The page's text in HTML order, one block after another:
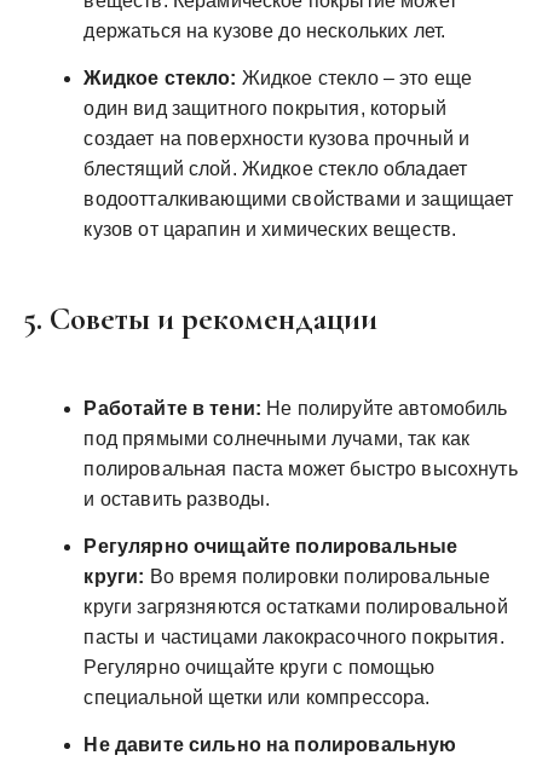
держаться на кузове до нескольких лет.
Жидкое стекло: Жидкое стекло – это еще
один вид защитного покрытия, который
создает на поверхности кузова прочный и
блестящий слой. Жидкое стекло обладает
водоотталкивающими свойствами и защищает
кузов от царапин и химических веществ.
5. Советы и рекомендации
Работайте в тени: Не полируйте автомобиль
под прямыми солнечными лучами, так как
полировальная паста может быстро высохнуть
и оставить разводы.
Регулярно очищайте полировальные
круги: Во время полировки полировальные
круги загрязняются остатками полировальной
пасты и частицами лакокрасочного покрытия.
Регулярно очищайте круги с помощью
специальной щетки или компрессора.
Не давите сильно на полировальную